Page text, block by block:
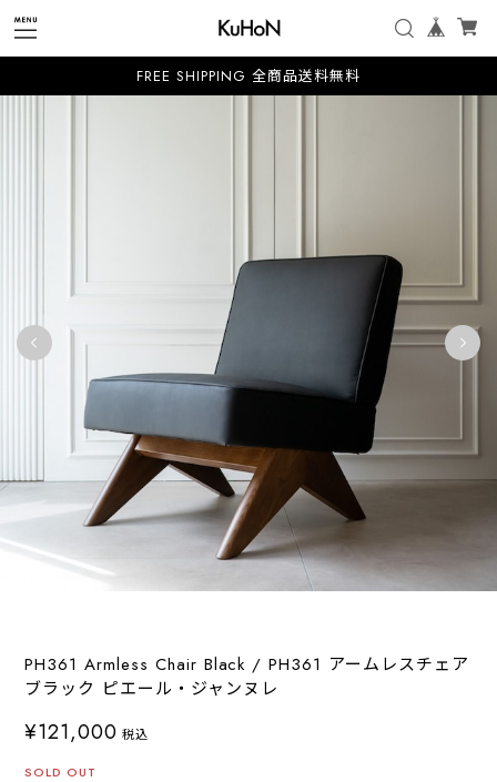
FREE SHIPPING 全商品送料無料
PH361 Armless Chair Black / PH361 アームレスチェア
ブラック ピエール・ジャンヌレ
¥121,000 税込
SOLD OUT